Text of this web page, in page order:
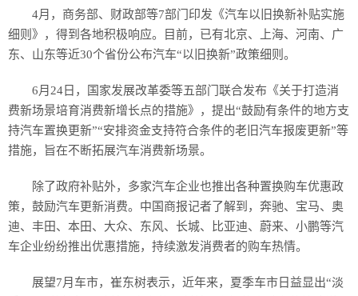
4月，商务部、财政部等7部门印发《汽车以旧换新补贴实施
细则》，得到各地积极响应。目前，已有北京、上海、河南、广
东、山东等近30个省份公布汽车“以旧换新”政策细则。
6月24日，国家发展改革委等五部门联合发布《关于打造消
费新场景培育消费新增长点的措施》，提出“鼓励有条件的地方支
持汽车置换更新”“安排资金支持符合条件的老旧汽车报废更新”等
措施，旨在不断拓展汽车消费新场景。
除了政府补贴外，多家汽车企业也推出各种置换购车优惠政
策，鼓励汽车更新消费。中国商报记者了解到，奔驰、宝马、奥
迪、丰田、本田、大众、东风、长城、比亚迪、蔚来、小鹏等汽
车企业纷纷推出优惠措施，持续激发消费者的购车热情。
展望7月车市，崔东树表示，近年来，夏季车市日益显出“淡